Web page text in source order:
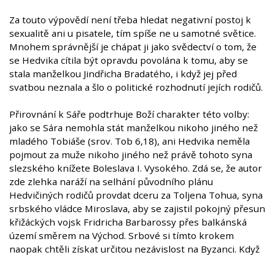
Za touto výpovědí není třeba hledat negativní postoj k
sexualitě ani u pisatele, tím spíše ne u samotné světice.
Mnohem správnější je chápat ji jako svědectví o tom, že
se Hedvika cítila být opravdu povolána k tomu, aby se
stala manželkou Jindřicha Bradatého, i když jej před
svatbou neznala a šlo o politické rozhodnutí jejích rodičů.
Přirovnání k Sáře podtrhuje Boží charakter této volby:
jako se Sára nemohla stát manželkou nikoho jiného než
mladého Tobiáše (srov. Tob 6,18), ani Hedvika neměla
pojmout za muže nikoho jiného než právě tohoto syna
slezského knížete Boleslava I. Vysokého. Zdá se, že autor
zde zlehka naráží na selhání původního plánu
Hedvičiných rodičů provdat dceru za Toljena Tohua, syna
srbského vládce Miroslava, aby se zajistil pokojný přesun
křižáckých vojsk Fridricha Barbarossy přes balkánská
území směrem na Východ. Srbové si tímto krokem
naopak chtěli získat určitou nezávislost na Byzanci. Když